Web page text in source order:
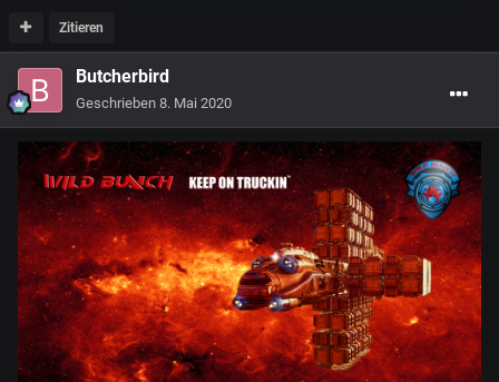
Zitieren
Butcherbird
Geschrieben 8. Mai 2020